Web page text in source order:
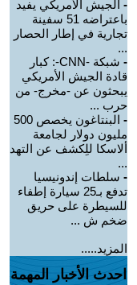
- الجيش الأمريكي يفيد
باعتراضه 51 سفينة
تجارية في إطار الحصار
...
-
شبكة -CNN-: كبار
قادة الجيش الأمريكي
يبحثون عن -مخرج- من
حرب ...
-
البنتاغون يخصص 500
مليون دولار لجامعة
ألاسكا للِكشف عن التهد
...
- سلطات إندونيسيا
تدفع بـ25 سيارة إطفاء
للسيطرة على حريق
ضخم ش ...
المزيد.....
احدث الأخبار المهمة